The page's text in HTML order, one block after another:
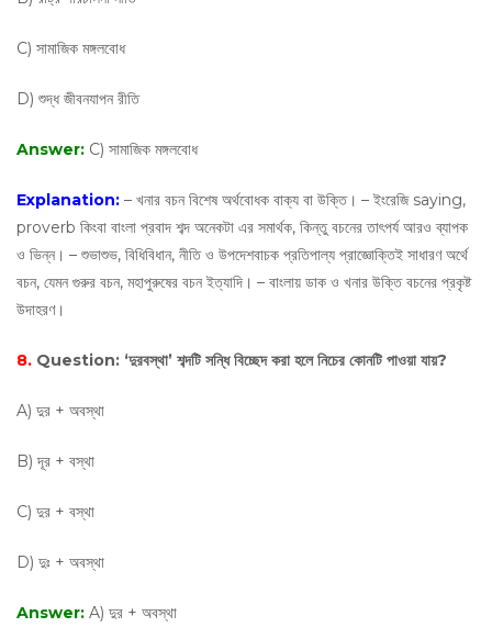
C) সামাজিক মঙ্গলবোধ
D) শুদ্ধ জীবনযাপন রীতি
Answer: C) সামাজিক মঙ্গলবোধ
Explanation: – খনার বচন বিশেষ অর্থবোধক বাক্য বা উক্তি। – ইংরেজি saying,
proverb কিংবা বাংলা প্রবাদ শব্দ অনেকটা এর সমার্থক, কিন্তু বচনের তাৎপর্য আরও ব্যাপক
ও ভিন্ন। – শুভাশুভ, বিধিবিধান, নীতি ও উপদেশবাচক প্রতিপাল্য প্রাজ্ঞোক্তিই সাধারণ অর্থে
বচন, যেমন গুরুর বচন, মহাপুরুষের বচন ইত্যাদি। – বাংলায় ডাক ও খনার উক্তি বচনের প্রকৃষ্ট
উদাহরণ।
8. Question: ‘দুরবস্থা’ শব্দটি সন্ধি বিচ্ছেদ করা হলে নিচের কোনটি পাওয়া যায়?
A) দুর + অবস্থা
B) দূর + বস্থা
C) দুর + বস্থা
D) দুঃ + অবস্থা
Answer: A) দুর + অবস্থা